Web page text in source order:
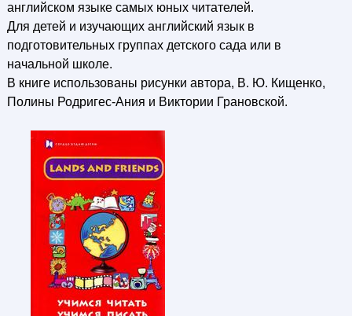
английском языке самых юных читателей.
Для детей и изучающих английский язык в
подготовительных группах детского сада или в
начальной школе.
В книге использованы рисунки автора, В. Ю. Кищенко,
Полины Родригес-Ания и Виктории Грановской.